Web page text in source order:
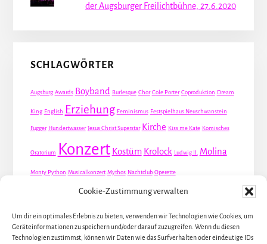
Cookie-Zustimmung verwalten
Um dir ein optimales Erlebnis zu bieten, verwenden wir Technologien wie Cookies, um
Geräteinformationen zu speichern und/oder darauf zuzugreifen. Wenn du diesen
Technologien zustimmst, können wir Daten wie das Surfverhalten oder eindeutige IDs
der Augsburger Freilichtbühne, 27.6.2020
SCHLAGWÖRTER
Augsburg Awards Boyband Burlesque Chor Cole Porter Coproduktion Dream
King English Erziehung Feminismus Festspielhaus Neuschwanstein
Fugger Hundertwasser Jesus Christ Superstar Kirche Kiss me Kate Komisches
Oratorium Konzert Kostüm Krolock Ludwig II. Molina
Monty Python Musicalkonzert Mythos Nachtclub Operette
Premiere Queer Revueoperette Rezension Robert Louis Stevenson
Rom Schauspiel Screwball Spion Tanz Travestie USA ValentinWaris
Dirie Weltpremiere Österreich Übersetzung